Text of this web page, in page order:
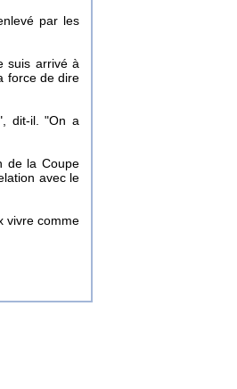
par les
suis arrivé à
force de dire
dit-il. "On a
de la Coupe
avec le
vivre comme